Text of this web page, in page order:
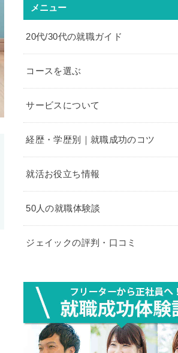
メニュー
20代/30代の就職ガイド
コースを選ぶ
サービスについて
経歴・学歴別｜就職成功のコツ
就活お役立ち情報
50人の就職体験談
ジェイックの評判・口コミ